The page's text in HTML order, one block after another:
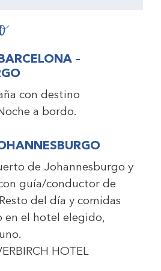
–
con destino
a bordo.
de Johannesburgo y
guía/conductor de
del día y comidas
en el hotel elegido,
HOTEL